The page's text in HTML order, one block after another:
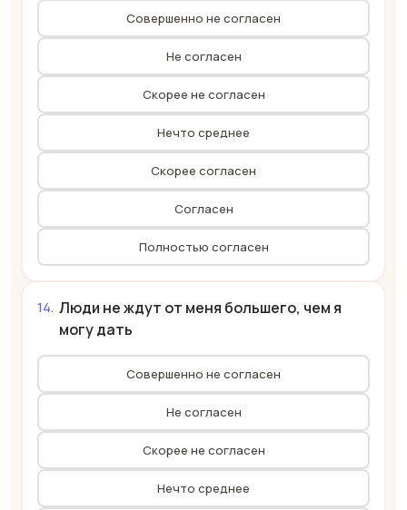
Совершенно не согласен
Не согласен
Скорее не согласен
Нечто среднее
Скорее согласен
Согласен
Полностью согласен
Люди не ждут от меня большего, чем я
могу дать
Совершенно не согласен
Не согласен
Скорее не согласен
Нечто среднее